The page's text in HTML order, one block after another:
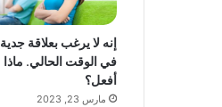
إنه لا يرغب بعلاقة جدية
في الوقت الحالي. ماذا
أفعل؟
مارس 23, 2023